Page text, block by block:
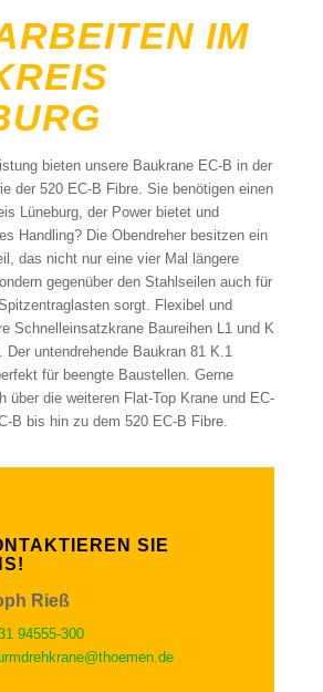
IM
bieten unsere Baukrane EC-B in der
der 520 EC-B Fibre. Sie benötigen einen
Lüneburg, der Power bietet und
Handling? Die Obendreher besitzen ein
das nicht nur eine vier Mal längere
gegenüber den Stahlseilen auch für
sorgt. Flexibel und
Schnelleinsatzkrane Baureihen L1 und K
untendrehende Baukran 81 K.1
für beengte Baustellen. Gerne
über die weiteren Flat-Top Krane und EC-
B bis hin zu dem 520 EC-B Fibre.
SIE
Rieß
94555-300